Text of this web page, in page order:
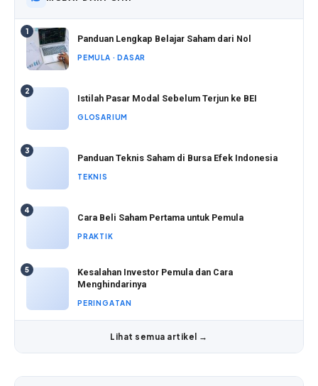
1
Panduan Lengkap Belajar Saham dari Nol
PEMULA · DASAR
2
Istilah Pasar Modal Sebelum Terjun ke BEI
GLOSARIUM
3
Panduan Teknis Saham di Bursa Efek Indonesia
TEKNIS
4
Cara Beli Saham Pertama untuk Pemula
PRAKTIK
5
Kesalahan Investor Pemula dan Cara
Menghindarinya
PERINGATAN
Lihat semua artikel →